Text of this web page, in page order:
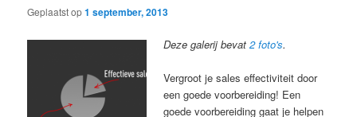
Geplaatst op1 september, 2013
Deze galerij bevat2 foto's.
Vergroot je sales effectiviteit door
een goede voorbereiding! Een
goede voorbereiding gaat je helpen